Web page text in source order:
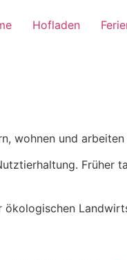
Hofladen
wohnen und arbeiten
Früher
ökologischen